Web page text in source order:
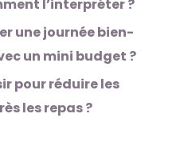
l’interpréter ?
une journée bien-
un mini budget ?
pour réduire les
les repas ?